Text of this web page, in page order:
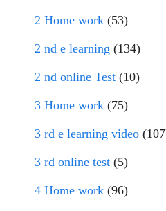
2 Home work (53)
2 nd e learning (134)
2 nd online Test (10)
3 Home work (75)
3 rd e learning video
3 rd online test (5)
4 Home work (96)